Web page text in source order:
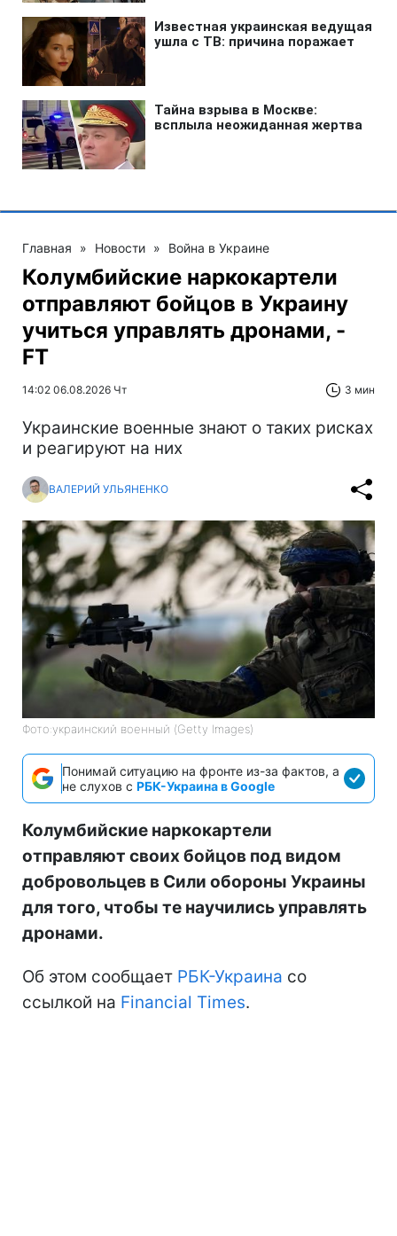
Главная » Новости » Война в Украине
Колумбийские наркокартели
отправляют бойцов в Украину
учиться управлять дронами, -
FT
14:02 06.08.2026 Чт 3 мин
Украинские военные знают о таких рисках
и реагируют на них
ВАЛЕРИЙ УЛЬЯНЕНКО
Фото:украинский военный (Getty Images)
Понимай ситуацию на фронте из-за фактов, а
не слухов с РБК-Украина в Google
Колумбийские наркокартели
отправляют своих бойцов под видом
добровольцев в Сили обороны Украины
для того, чтобы те научились управлять
дронами.
Об этом сообщает РБК-Украина со
ссылкой на Financial Times.